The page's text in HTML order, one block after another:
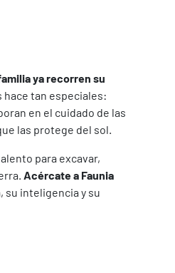
ya recorren su
hace tan especiales:
en el cuidado de las
las protege del sol.
para excavar,
Acércate a Faunia
inteligencia y su